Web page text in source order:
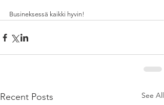
Busineksessä kaikki hyvin!
Recent Posts See All